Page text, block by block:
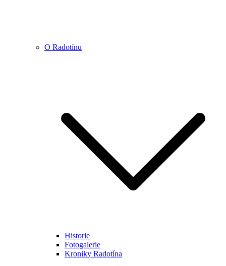
O Radotínu
Historie
Fotogalerie
Kroniky Radotína